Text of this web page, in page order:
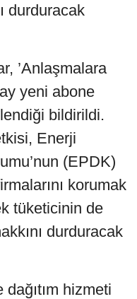
durduracak
’Anlaşmalara
yeni abone
bildirildi.
Enerji
(EPDK)
korumak
tüketicinin de
durduracak
hizmeti